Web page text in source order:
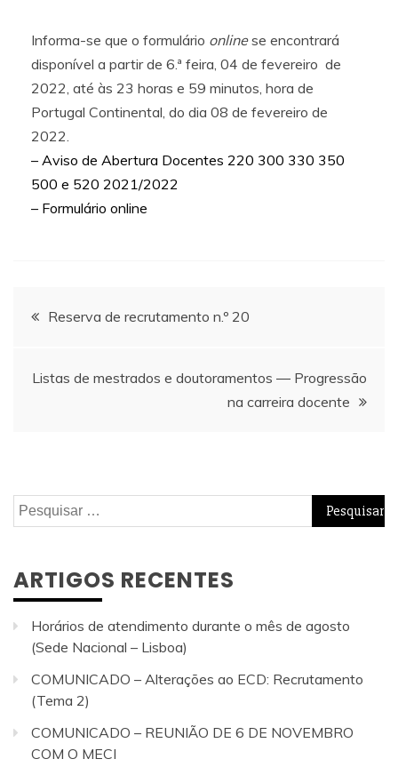
Informa-se que o formulário onlinese encontrará
disponível a partir de 6.ª feira, 04 de fevereiro de
2022, até às 23 horas e 59 minutos, hora de
Portugal Continental, do dia 08 de fevereiro de
2022.
– Aviso de Abertura Docentes 220 300 330 350
500 e 520 2021/2022
– Formulário online
Navegação
Reserva de recrutamento n.º 20
Listas de mestrados e doutoramentos ― Progressão
na carreira docente
Pesquisar
por:
ARTIGOS RECENTES
Horários de atendimento durante o mês de agosto
(Sede Nacional – Lisboa)
COMUNICADO – Alterações ao ECD: Recrutamento
(Tema 2)
COMUNICADO – REUNIÃO DE 6 DE NOVEMBRO
COM O MECI